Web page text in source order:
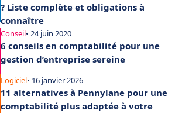
? Liste complète et obligations à
connaître
Conseil• 24 juin 2020
6 conseils en comptabilité pour une
gestion d’entreprise sereine
Logiciel• 16 janvier 2026
11 alternatives à Pennylane pour une
comptabilité plus adaptée à votre